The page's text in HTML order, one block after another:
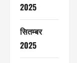
2025
सितम्बर
2025